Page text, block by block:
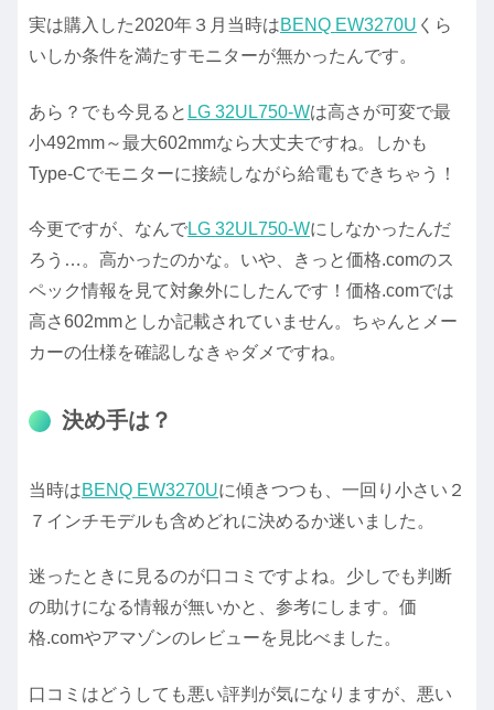
実は購入した2020年３月当時はBENQ EW3270U くら
いしか条件を満たすモニターが無かったんです。
あら？でも今見ると LG 32UL750-Wは高さが可変で最
小492mm～最大602mmなら大丈夫ですね。しかも
Type-Cでモニターに接続しながら給電もできちゃう！
今更ですが、なんでLG 32UL750-Wにしなかったんだ
ろう…。高かったのかな。いや、きっと価格.comのス
ペック情報を見て対象外にしたんです！価格.comでは
高さ602mmとしか記載されていません。ちゃんとメー
カーの仕様を確認しなきゃダメですね。
決め手は？
当時はBENQ EW3270Uに傾きつつも、一回り小さい２
７インチモデルも含めどれに決めるか迷いました。
迷ったときに見るのが口コミですよね。少しでも判断
の助けになる情報が無いかと、参考にします。価
格.comやアマゾンのレビューを見比べました。
口コミはどうしても悪い評判が気になりますが、悪い